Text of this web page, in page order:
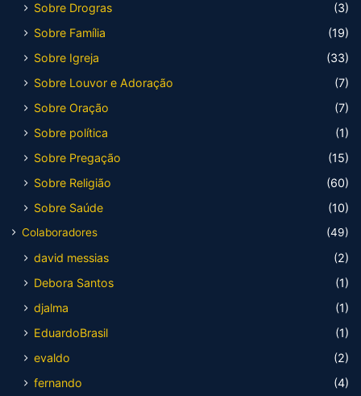
Sobre Drogras
(3)
Sobre Família
(19)
Sobre Igreja
(33)
Sobre Louvor e Adoração
(7)
Sobre Oração
(7)
Sobre política
(1)
Sobre Pregação
(15)
Sobre Religião
(60)
Sobre Saúde
(10)
Colaboradores (49)
david messias
(2)
Debora Santos
(1)
djalma
(1)
EduardoBrasil
(1)
evaldo
(2)
fernando
(4)